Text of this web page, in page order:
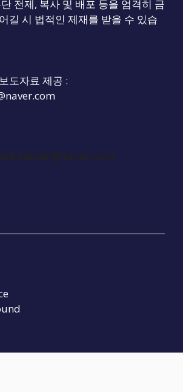
전제, 복사 및 배포 등을 엄격히 금
길 시 법적인 제재를 받을 수 있습
도자료 제공 :